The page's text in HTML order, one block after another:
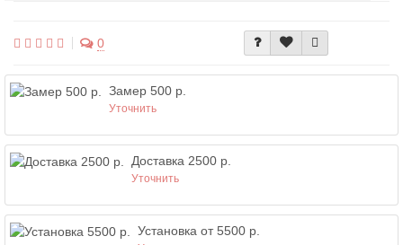
0
Замер 500 р.
Уточнить
Доставка 2500 р.
Уточнить
Установка от 5500 р.